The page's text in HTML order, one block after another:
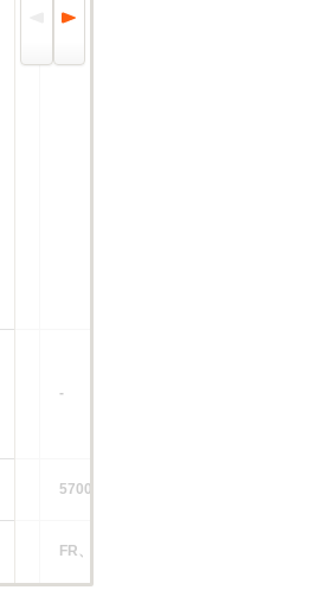
-
5700～7400cc
FR、4WD